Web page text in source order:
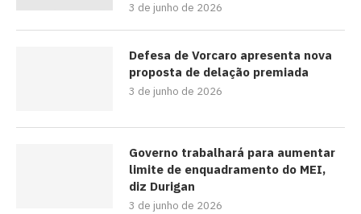
3 de junho de 2026
Defesa de Vorcaro apresenta nova
proposta de delação premiada
3 de junho de 2026
Governo trabalhará para aumentar
limite de enquadramento do MEI,
diz Durigan
3 de junho de 2026